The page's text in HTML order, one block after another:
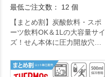
最低ご注文数： 12 個
【まとめ割】炭酸飲料・スポ
ーツ飲料OK＆1Lの大容量サイ
ズ！せん本体に圧力開放穴を
回すだけで炭酸飲料による内
圧を逃がすことができます。